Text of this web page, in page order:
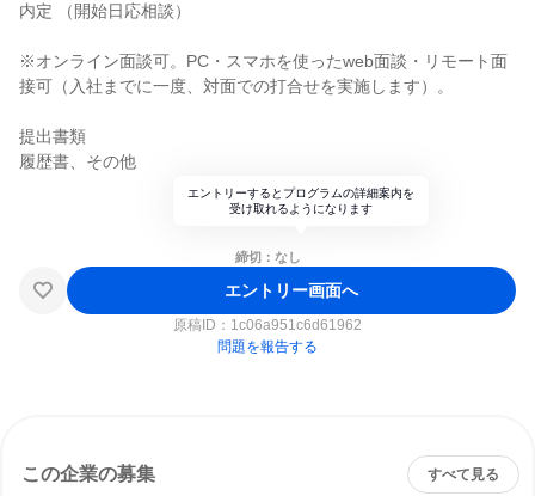
内定 （開始日応相談）
※オンライン面談可。PC・スマホを使ったweb面談・リモート面
接可（入社までに一度、対面での打合せを実施します）。
提出書類
履歴書、その他
エントリーするとプログラムの詳細案内を
受け取れるようになります
締切：なし
エントリー画面へ
原稿ID： 1c06a951c6d61962
問題を報告する
この企業の募集 すべて見る